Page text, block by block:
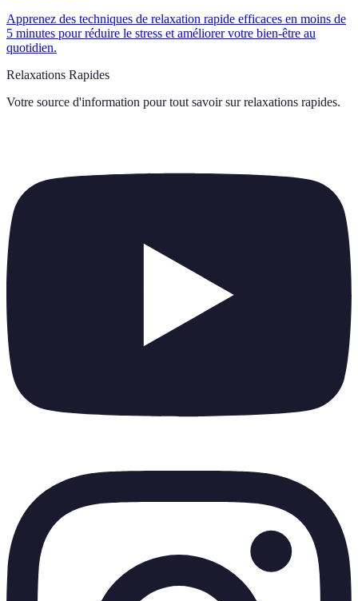
Apprenez des techniques de relaxation rapide efficaces en moins de
5 minutes pour réduire le stress et améliorer votre bien-être au
quotidien.
Relaxations Rapides
Votre source d'information pour tout savoir sur relaxations rapides.